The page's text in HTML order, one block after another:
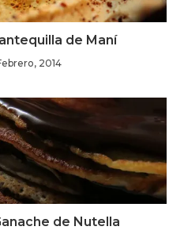
de Maní
2014
de Nutella